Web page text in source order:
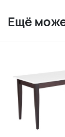
Ещё